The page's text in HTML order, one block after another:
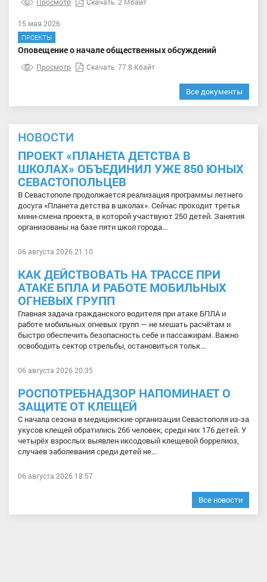
15 мая 2026
ПРОЕКТЫ
Оповещение о начале общественных обсуждений
Просмотр Скачать 77.8 Кбайт
Все документы
НОВОСТИ
ПРОЕКТ «ПЛАНЕТА ДЕТСТВА В
ШКОЛАХ» ОБЪЕДИНИЛ УЖЕ 850 ЮНЫХ
СЕВАСТОПОЛЬЦЕВ
В Севастополе продолжается реализация программы летнего
досуга «Планета детства в школах». Сейчас проходит третья
мини-смена проекта, в которой участвуют 250 детей. Занятия
организованы на базе пяти школ города...
06 августа 2026 21:10
КАК ДЕЙСТВОВАТЬ НА ТРАССЕ ПРИ
АТАКЕ БПЛА И РАБОТЕ МОБИЛЬНЫХ
ОГНЕВЫХ ГРУПП
Главная задача гражданского водителя при атаке БПЛА и
работе мобильных огневых групп — не мешать расчётам и
быстро обеспечить безопасность себе и пассажирам. Важно
освободить сектор стрельбы, остановиться тольк...
06 августа 2026 20:35
РОСПОТРЕБНАДЗОР НАПОМИНАЕТ О
ЗАЩИТЕ ОТ КЛЕЩЕЙ
С начала сезона в медицинские организации Севастополя из-за
укусов клещей обратились 266 человек, среди них 176 детей. У
четырёх взрослых выявлен иксодовый клещевой боррелиоз,
случаев заболевания среди детей не...
06 августа 2026 18:57
Все новости